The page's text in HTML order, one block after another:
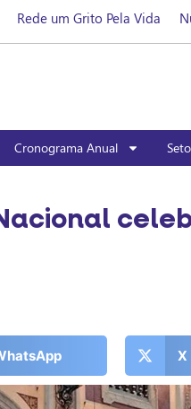
Rede um Grito Pela Vida
Cronograma Anual
X